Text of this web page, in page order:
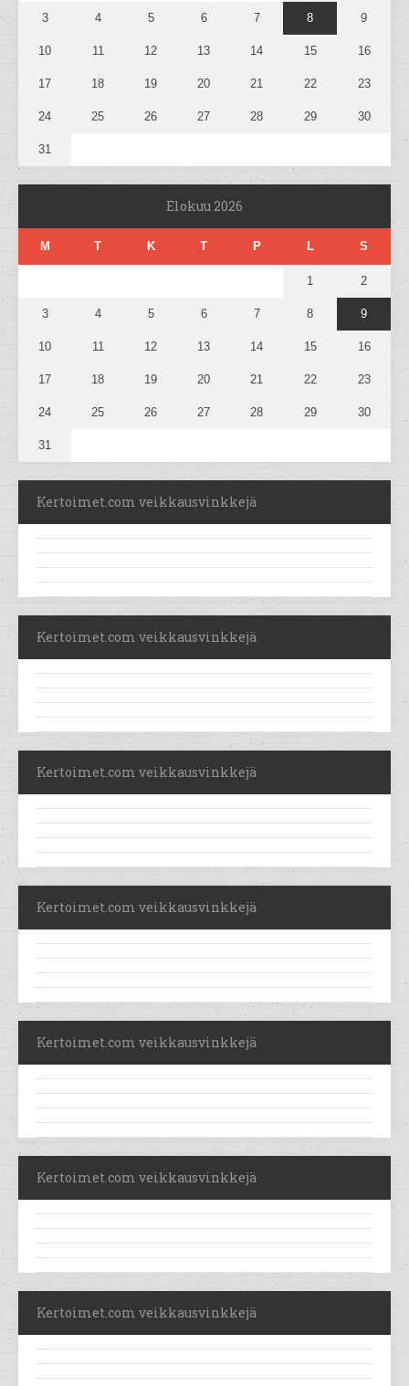
3 4 5 6 7 8 9
10 11 12 13 14 15 16
17 18 19 20 21 22 23
24 25 26 27 28 29 30
31
Elokuu 2026
M T K T P L S
1 2
3 4 5 6 7 8 9
10 11 12 13 14 15 16
17 18 19 20 21 22 23
24 25 26 27 28 29 30
31
Kertoimet.com veikkausvinkkejä
Kertoimet.com veikkausvinkkejä
Kertoimet.com veikkausvinkkejä
Kertoimet.com veikkausvinkkejä
Kertoimet.com veikkausvinkkejä
Kertoimet.com veikkausvinkkejä
Kertoimet.com veikkausvinkkejä